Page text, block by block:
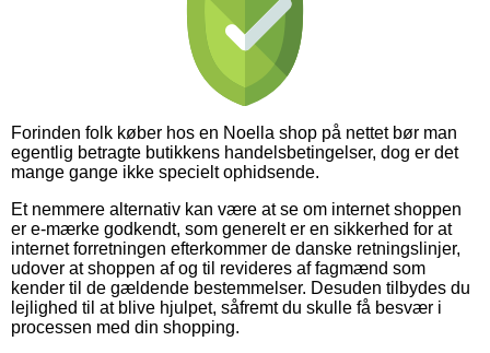
Forinden folk køber hos en Noella shop på nettet bør man
egentlig betragte butikkens handelsbetingelser, dog er det
mange gange ikke specielt ophidsende.
Et nemmere alternativ kan være at se om internet shoppen
er e-mærke godkendt, som generelt er en sikkerhed for at
internet forretningen efterkommer de danske retningslinjer,
udover at shoppen af og til revideres af fagmænd som
kender til de gældende bestemmelser. Desuden tilbydes du
lejlighed til at blive hjulpet, såfremt du skulle få besvær i
processen med din shopping.